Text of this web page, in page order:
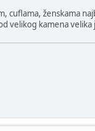
ženskama
velikog kamena